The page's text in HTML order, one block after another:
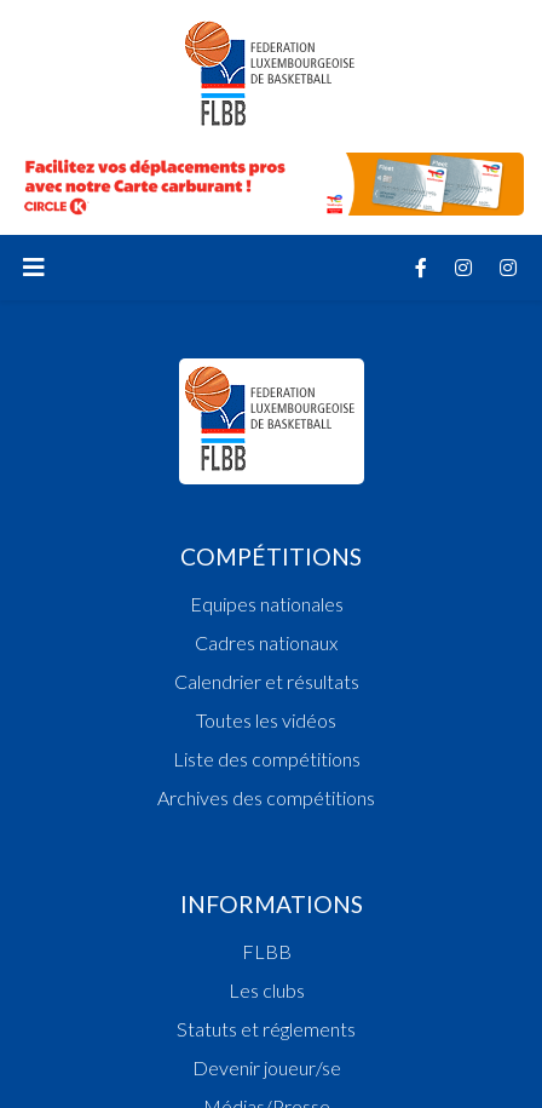
COMPÉTITIONS
Equipes nationales
Cadres nationaux
Calendrier et résultats
Toutes les vidéos
Liste des compétitions
Archives des compétitions
INFORMATIONS
FLBB
Les clubs
Statuts et réglements
Devenir joueur/se